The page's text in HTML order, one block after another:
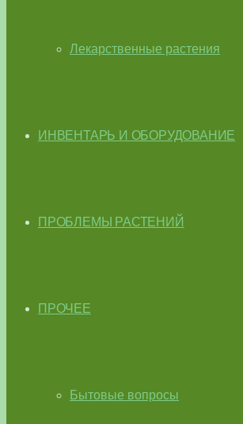
Лекарственные растения
ИНВЕНТАРЬ И ОБОРУДОВАНИЕ
ПРОБЛЕМЫ РАСТЕНИЙ
ПРОЧЕЕ
Бытовые вопросы